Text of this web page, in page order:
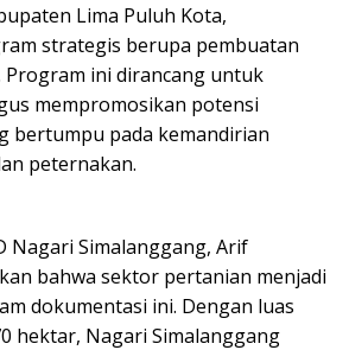
Lima Puluh Kota,
strategis berupa pembuatan
ini dirancang untuk
mempromosikan potensi
bertumpu pada kemandirian
peternakan.
Nagari Simalanggang, Arif
bahwa sektor pertanian menjadi
dokumentasi ini. Dengan luas
hektar, Nagari Simalanggang